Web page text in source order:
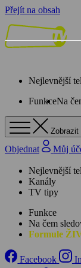
Přejít na obsah
Nejlevnější
FunkceNa
Zobrazit
Objednat Můj
Nejlevnější
Kanály
TV tipy
Funkce
Na čem
Formule
Facebook